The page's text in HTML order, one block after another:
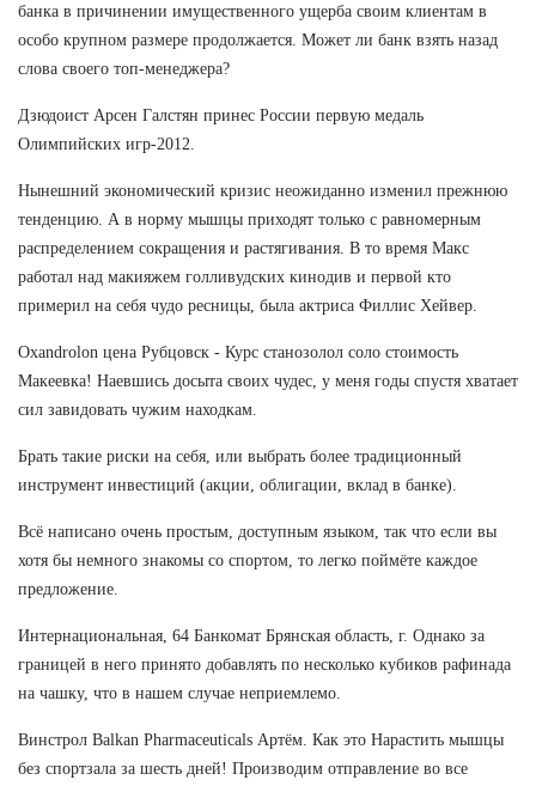
банка в причинении имущественного ущерба своим клиентам в
особо крупном размере продолжается. Может ли банк взять назад
слова своего топ-менеджера?
Дзюдоист Арсен Галстян принес России первую медаль
Олимпийских игр-2012.
Нынешний экономический кризис неожиданно изменил прежнюю
тенденцию. А в норму мышцы приходят только с равномерным
распределением сокращения и растягивания. В то время Макс
работал над макияжем голливудских кинодив и первой кто
примерил на себя чудо ресницы, была актриса Филлис Хейвер.
Oxandrolon цена Рубцовск - Курс станозолол соло стоимость
Макеевка! Наевшись досыта своих чудес, у меня годы спустя хватает
сил завидовать чужим находкам.
Брать такие риски на себя, или выбрать более традиционный
инструмент инвестиций (акции, облигации, вклад в банке).
Всё написано очень простым, доступным языком, так что если вы
хотя бы немного знакомы со спортом, то легко поймёте каждое
предложение.
Интернациональная, 64 Банкомат Брянская область, г. Однако за
границей в него принято добавлять по несколько кубиков рафинада
на чашку, что в нашем случае неприемлемо.
Винстрол Balkan Pharmaceuticals Артём. Как это Нарастить мышцы
без спортзала за шесть дней! Производим отправление во все